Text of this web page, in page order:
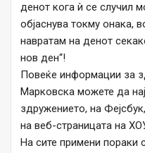
денот кога ѝ се случил
објаснува токму онака,
навратам на денот
нов ден“!
Повеќе информации за
Марковска можете да
здружението, на
на веб-страницата на
На сите примени